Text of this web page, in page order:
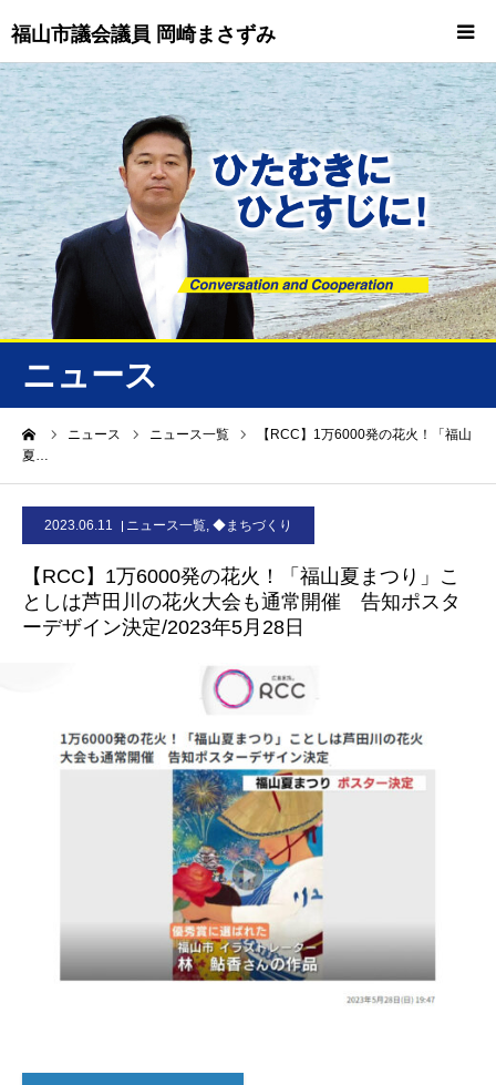
福山市議会議員 岡崎まさずみ
ニュース
ニュース ニュース一覧
【RCC】1万6000発の花火！「福山
夏…
2023.06.11 ニュース一覧, ◆まちづくり
【RCC】1万6000発の花火！「福山夏まつり」こ
としは芦田川の花火大会も通常開催 告知ポスタ
ーデザイン決定/2023年5月28日
HOME
重要情報
プロフィール
ニュース/トピックス
ニュース
お問合せ